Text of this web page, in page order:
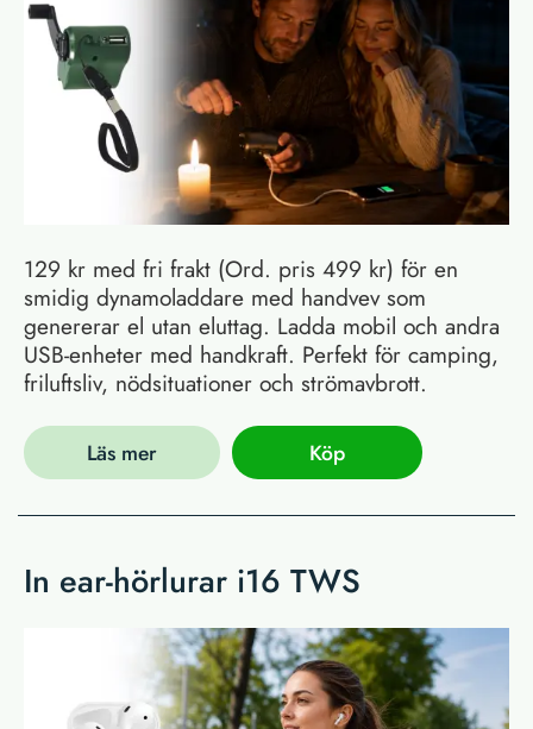
129 kr med fri frakt (Ord. pris 499 kr) för en
smidig dynamoladdare med handvev som
genererar el utan eluttag. Ladda mobil och andra
USB-enheter med handkraft. Perfekt för camping,
friluftsliv, nödsituationer och strömavbrott.
Läs mer Köp
In ear-hörlurar i16 TWS